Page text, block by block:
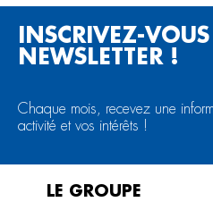
INSCRIVEZ-
NEWSLETTER !
Chaque mois, recevez une
activité et vos intérêts !
LE GROUPE